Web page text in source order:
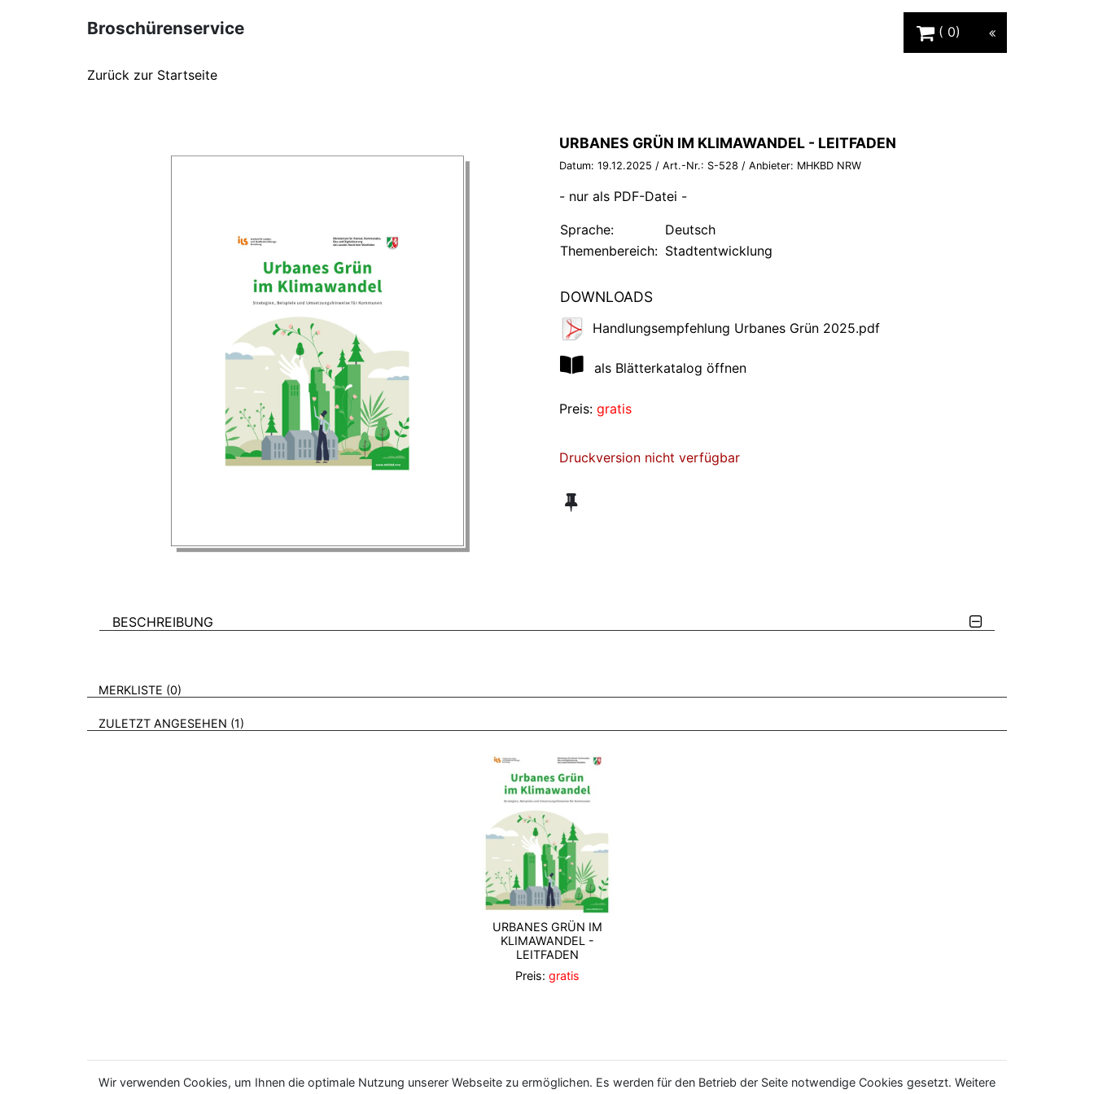
Broschürenservice
0
Zurück zur Startseite
BROSCHÜRE:
URBANES GRÜN IM KLIMAWANDEL - LEITFADEN
Datum: 19.12.2025 / Art.-Nr.: S-528 / Anbieter: MHKBD NRW
- nur als PDF-Datei -
Sprache:
Deutsch
Themenbereich: Stadtentwicklung
DOWNLOADS
Handlungsempfehlung Urbanes Grün 2025.pdf
als Blätterkatalog öffnen
Preis: gratis
Druckversion nicht verfügbar
BESCHREIBUNG
VERWEISE AUF VERMERKTE- ODER ZULETZT ANGESEHENE BROSCHÜREN
MERKLISTE 0
ZULETZT ANGESEHEN 1
URBANES GRÜN IM
KLIMAWANDEL -
LEITFADEN
Preis: gratis
Wir verwenden Cookies, um Ihnen die optimale Nutzung unserer Webseite zu ermöglichen. Es werden für den Betrieb der Seite notwendige Cookies gesetzt. Weitere